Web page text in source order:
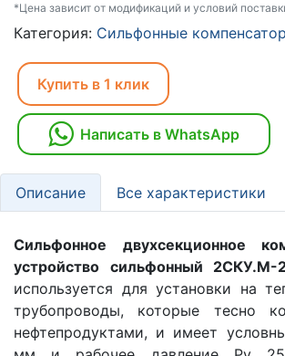
*Цена зависит от модификаций и условий
Категория: Сильфонные
Купить в 1 клик
Написать в WhatsApp
Описание Все характеристики
Сильфонное двухсекционное
устройство сильфонный 2СКУ.M-
используется для установки на
трубопроводы, которые тесно
нефтепродуктами, и имеет